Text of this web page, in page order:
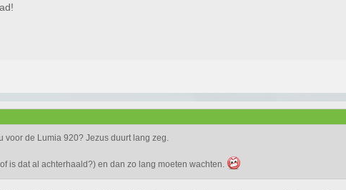
voor de Lumia 920? Jezus duurt lang zeg.
is dat al achterhaald?) en dan zo lang moeten wachten.